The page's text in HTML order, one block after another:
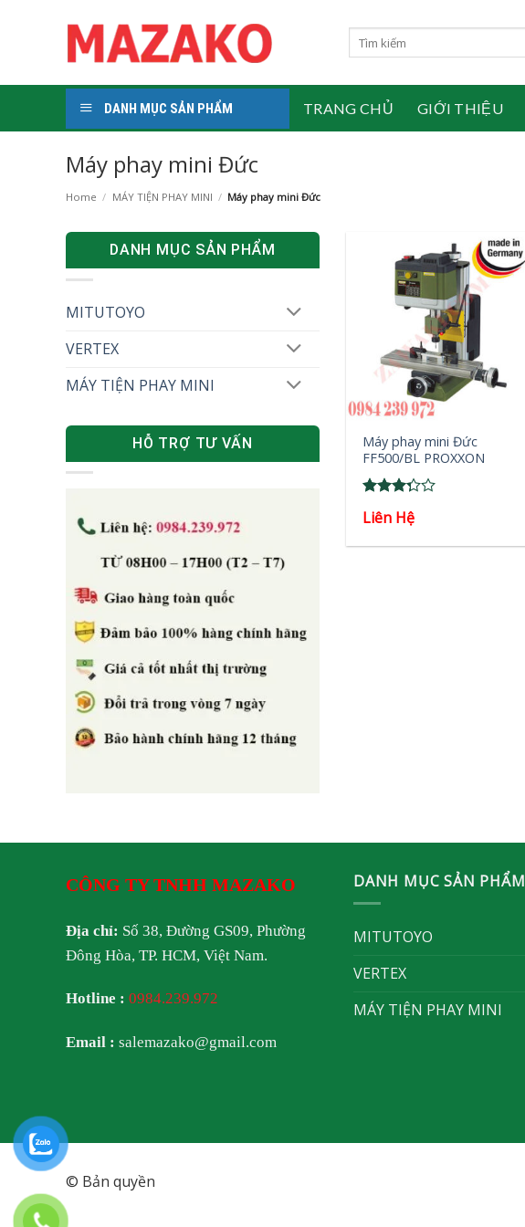
Search
for:
DANH MỤC SẢN PHẨM TRANG CHỦ GIỚI THIỆU
Máy phay mini Đức
Home / MÁY TIỆN PHAY MINI / Máy phay mini Đức
DANH MỤC SẢN PHẨM
MITUTOYO
VERTEX
MÁY TIỆN PHAY MINI
HỖ TRỢ TƯ VẤN
+
Máy phay mini Đức
FF500/BL PROXXON
3.33
5
Liên Hệ
CÔNG TY TNHH MAZAKO
Địa chỉ: Số 38, Đường GS09, Phường
Đông Hòa, TP. HCM, Việt Nam.
Hotline : 0984.239.972
Email : salemazako@gmail.com
DANH MỤC SẢN PHẨM
MITUTOYO
VERTEX
MÁY TIỆN PHAY MINI
© Bản quyền